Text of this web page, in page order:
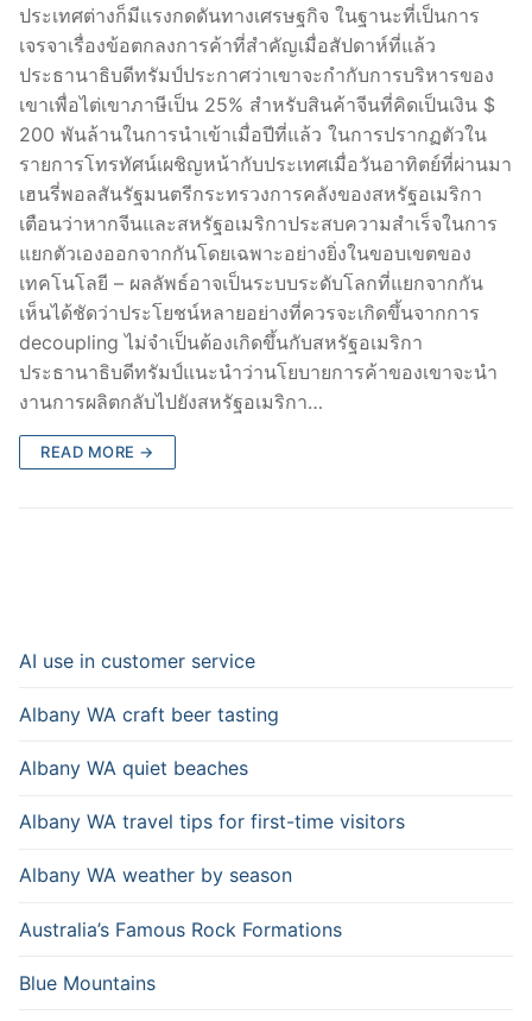
ประเทศต่างก็มีแรงกดดันทางเศรษฐกิจ ในฐานะที่เป็นการ
เจรจาเรื่องข้อตกลงการค้าที่สำคัญเมื่อสัปดาห์ที่แล้ว
ประธานาธิบดีทรัมป์ประกาศว่าเขาจะกำกับการบริหารของ
เขาเพื่อไต่เขาภาษีเป็น 25% สำหรับสินค้าจีนที่คิดเป็นเงิน $
200 พันล้านในการนำเข้าเมื่อปีที่แล้ว ในการปรากฏตัวใน
รายการโทรทัศน์เผชิญหน้ากับประเทศเมื่อวันอาทิตย์ที่ผ่านมา
เฮนรี่พอลสันรัฐมนตรีกระทรวงการคลังของสหรัฐอเมริกา
เตือนว่าหากจีนและสหรัฐอเมริกาประสบความสำเร็จในการ
แยกตัวเองออกจากกันโดยเฉพาะอย่างยิ่งในขอบเขตของ
เทคโนโลยี – ผลลัพธ์อาจเป็นระบบระดับโลกที่แยกจากกัน
เห็นได้ชัดว่าประโยชน์หลายอย่างที่ควรจะเกิดขึ้นจากการ
decoupling ไม่จำเป็นต้องเกิดขึ้นกับสหรัฐอเมริกา
ประธานาธิบดีทรัมป์แนะนำว่านโยบายการค้าของเขาจะนำ
งานการผลิตกลับไปยังสหรัฐอเมริกา…
READ MORE →
AI use in customer service
Albany WA craft beer tasting
Albany WA quiet beaches
Albany WA travel tips for first-time visitors
Albany WA weather by season
Australia’s Famous Rock Formations
Blue Mountains